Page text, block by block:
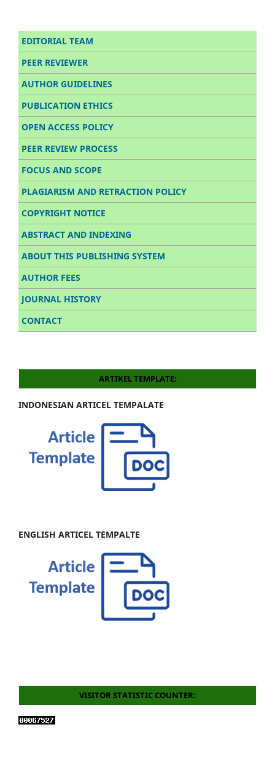
EDITORIAL TEAM
PEER REVIEWER
AUTHOR GUIDELINES
PUBLICATION ETHICS
OPEN ACCESS POLICY
PEER REVIEW PROCESS
FOCUS AND SCOPE
PLAGIARISM AND RETRACTION POLICY
COPYRIGHT NOTICE
ABSTRACT AND INDEXING
ABOUT THIS PUBLISHING SYSTEM
AUTHOR FEES
JOURNAL HISTORY
CONTACT
ARTIKEL TEMPLATE:
INDONESIAN ARTICEL TEMPALATE
ENGLISH ARTICEL TEMPALTE
VISITOR STATISTIC COUNTER: